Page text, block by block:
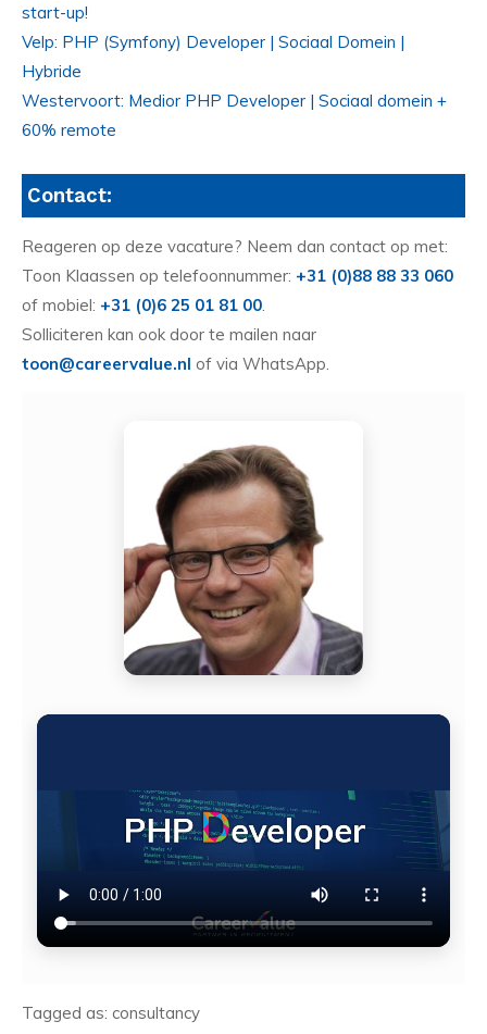
start-up!
Velp: PHP (Symfony) Developer | Sociaal Domein |
Hybride
Westervoort: Medior PHP Developer | Sociaal domein +
60% remote
Contact:
Reageren op deze vacature? Neem dan contact op met:
Toon Klaassen op telefoonnummer: +31 (0)88 88 33 060
of mobiel: +31 (0)6 25 01 81 00.
Solliciteren kan ook door te mailen naar
toon@careervalue.nl of via WhatsApp.
Tagged as: consultancy